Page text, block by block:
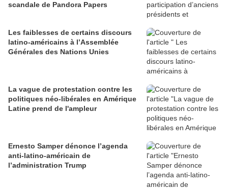
scandale de Pandora Papers
Les faiblesses de certains discours
latino-américains à l’Assemblée
Générales des Nations Unies
La vague de protestation contre les
politiques néo-libérales en Amérique
Latine prend de l'ampleur
Ernesto Samper dénonce l’agenda
anti-latino-américain de
l’administration Trump